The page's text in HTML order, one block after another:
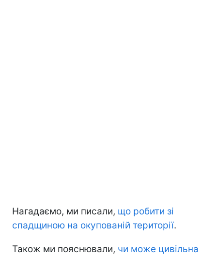
Нагадаємо, ми писали, що робити зі
спадщиною на окупованій території.
Також ми пояснювали, чи може цивільна